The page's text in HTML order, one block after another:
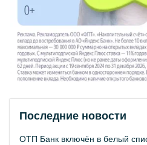
Последние новости
ОТП Банк включён в белый